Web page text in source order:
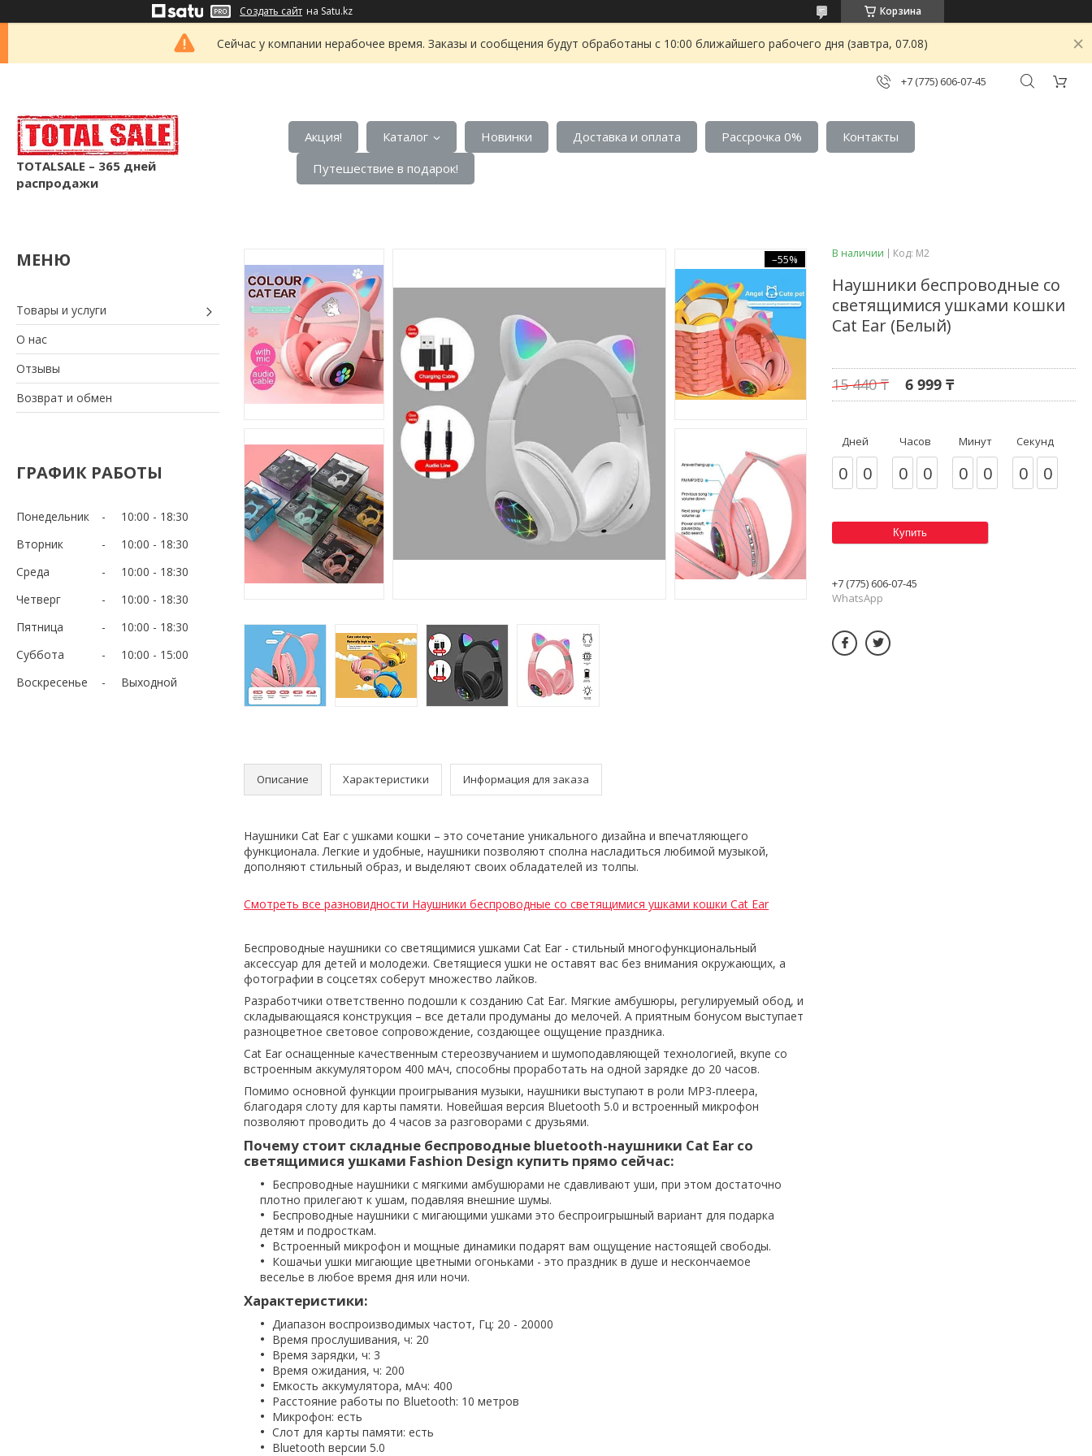
Создать сайт на Satu.kz Корзина
Сейчас у компании нерабочее время. Заказы и сообщения будут обработаны с 10:00 ближайшего рабочего дня (завтра, 07.08)
+7 (775) 606-07-45
TOTALSALE – 365 дней
распродажи
Акция! Каталог Новинки Доставка и оплата Рассрочка 0%
Контакты
Путешествие в подарок!
Товары и услуги
О нас
Отзывы
Возврат и обмен
ГРАФИК РАБОТЫ
Понедельник 10:00
18:30
Вторник
10:00
18:30
Среда
10:00
18:30
Четверг
10:00
18:30
Пятница
10:00
18:30
Суббота
10:00
15:00
Воскресенье
Выходной
–55%
Описание Характеристики Информация для заказа
Наушники Cat Ear с ушками кошки – это сочетание уникального дизайна и впечатляющего
функционала. Легкие и удобные, наушники позволяют сполна насладиться любимой музыкой,
дополняют стильный образ, и выделяют своих обладателей из толпы.
Смотреть все разновидности Наушники беспроводные со светящимися ушками кошки Cat Ear
Беспроводные наушники со светящимися ушками Cat Ear - стильный многофункциональный
аксессуар для детей и молодежи. Светящиеся ушки не оставят вас без внимания окружающих, а
фотографии в соцсетях соберут множество лайков.
Разработчики ответственно подошли к созданию Cat Ear. Мягкие амбушюры, регулируемый обод, и
складывающаяся конструкция – все детали продуманы до мелочей. А приятным бонусом выступает
разноцветное световое сопровождение, создающее ощущение праздника.
Cat Ear оснащенные качественным стереозвучанием и шумоподавляющей технологией, вкупе со
встроенным аккумулятором 400 мАч, способны проработать на одной зарядке до 20 часов.
Помимо основной функции проигрывания музыки, наушники выступают в роли MP3-плеера,
благодаря слоту для карты памяти. Новейшая версия Bluetooth 5.0 и встроенный микрофон
позволяют проводить до 4 часов за разговорами с друзьями.
Почему стоит складные беспроводные bluetooth-наушники Cat Ear со
светящимися ушками Fashion Design купить прямо сейчас:
Беспроводные наушники с мягкими амбушюрами не сдавливают уши, при этом достаточно
плотно прилегают к ушам, подавляя внешние шумы.
Беспроводные наушники с мигающими ушками это беспроигрышный вариант для подарка
детям и подросткам.
Встроенный микрофон и мощные динамики подарят вам ощущение настоящей свободы.
Кошачьи ушки мигающие цветными огоньками - это праздник в душе и нескончаемое
веселье в любое время дня или ночи.
Характеристики:
Диапазон воспроизводимых частот, Гц: 20 - 20000
Время прослушивания, ч: 20
Время зарядки, ч: 3
Время ожидания, ч: 200
Емкость аккумулятора, мАч: 400
Расстояние работы по Bluetooth: 10 метров
Микрофон: есть
Слот для карты памяти: есть
Bluetooth версии 5.0
В наличии Код: M2
Наушники беспроводные со
светящимися ушками кошки
Cat Ear (Белый)
15 440 ₸ 6 999 ₸
Дней
0 0
Часов
0 0
Минут
0 0
Секунд
0 0
Купить
+7 (775) 606-07-45
WhatsApp